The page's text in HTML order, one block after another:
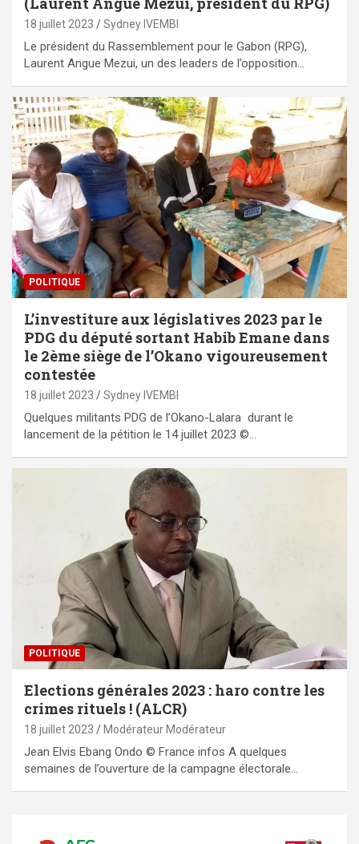
18 juillet 2023 Sydney IVEMBI
Le président du Rassemblement pour le Gabon (RPG),
Laurent Angue Mezui, un des leaders de l’opposition…
POLITIQUE
L’investiture aux législatives 2023 par le
PDG du député sortant Habib Emane dans
le 2ème siège de l’Okano vigoureusement
contestée
18 juillet 2023 Sydney IVEMBI
Quelques militants PDG de l’Okano-Lalara durant le
lancement de la pétition le 14 juillet 2023 ©…
POLITIQUE
Elections générales 2023 : haro contre les
crimes rituels ! (ALCR)
18 juillet 2023 Modérateur Modérateur
Jean Elvis Ebang Ondo © France infos A quelques
semaines de l’ouverture de la campagne électorale…